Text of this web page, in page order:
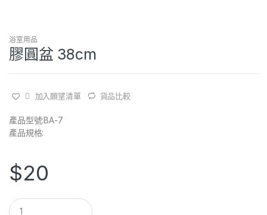
浴室用品
膠圓盆 38cm
加入願望清單 貨品比較
產品型號:BA-7
產品規格:
$20
Q